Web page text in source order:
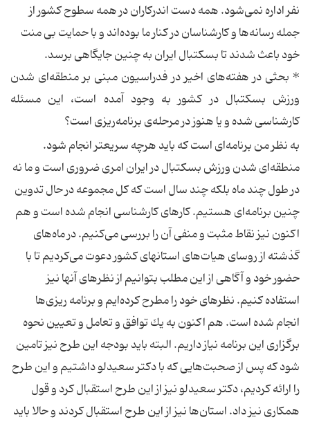
نفر اداره نمی‌شود. همه دست اندركاران در همه سطوح كشور از
جمله رسانه‌ها و كارشناسان در كنار ما بوده‌اند و با حمایت بی منت
خود باعث شدند تا بسكتبال ایران به چنین جایگاهی برسد.
*‌ بحثی در هفته‌های اخیر در فدراسیون مبنی بر منطقه‌ای شدن
ورزش بسكتبال در كشور به وجود آمده است، این مسئله
كارشناسی شده و یا هنوز در مرحله‌ی برنامه‌ریزی است؟
به نظر من برنامه‌ای است كه باید هرچه سریعتر انجام شود.
منطقه‌ای شدن ورزش بسكتبال در ایران امری ضروری است و ما نه
در طول چند ماه بلكه چند سال است كه كل مجموعه در حال تدوین
چنین برنامه‌ای هستیم. كارهای كارشناسی انجام شده است و هم
اكنون نیز نقاط مثبت و منفی آن را بررسی می‌كنیم. در ماه‌های
گذشته از روسای هیات‌های استانهای كشور دعوت می‌كردیم تا با
حضور خود و آگاهی از این مطلب بتوانیم از نظرهای آنها نیز
استفاده كنیم. نظرهای خود را مطرح كرده‌ایم و برنامه ریزی‌ها
انجام شده است. هم اكنون به یك توافق و تعامل و تعیین نحوه
برگزاری این برنامه نیاز داریم. البته باید بودجه این طرح نیز تامین
شود كه پس از صحبت‌هایی كه با دكتر سعیدلو داشتیم و این طرح
را ارائه كردیم، دكتر سعیدلو نیز از این طرح استقبال كرد و قول
همكاری نیز داد. استان‌ها نیز از این طرح استقبال كردند و حالا باید